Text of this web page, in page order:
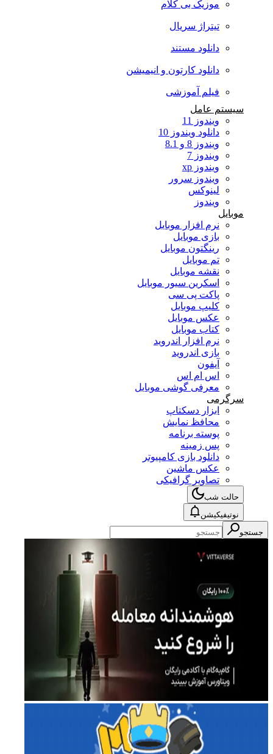
موزیک بی کلام
تیتراژ سریال
دانلود مستند
دانلود کارتون و انیمیشن
فیلم آموزشی
سیستم عامل
ویندوز 11
دانلود ویندوز 10
ویندوز 8 و 8.1
ویندوز 7
ویندوز xp
ویندوز سرور
لینوکس
ویندوز
موبایل
نرم افزار موبایل
بازی موبایل
رینگتون موبایل
تم موبایل
نقشه موبایل
اسکرین سیور موبایل
پاکت پی سی
کلیپ موبایل
عکس موبایل
کتاب موبایل
نرم افزار اندروید
بازی اندروید
آیفون
اس ام اس
معرفی گوشی موبایل
سرگرمی
ابزار دسکتاپ
محافظ نمایش
پوسته برنامه
پس زمینه
دانلود بازی کامپیوتر
عکس ماشین
تصاویر گرافیکی
حالت شب
نوتیفیکیشن
جستجو